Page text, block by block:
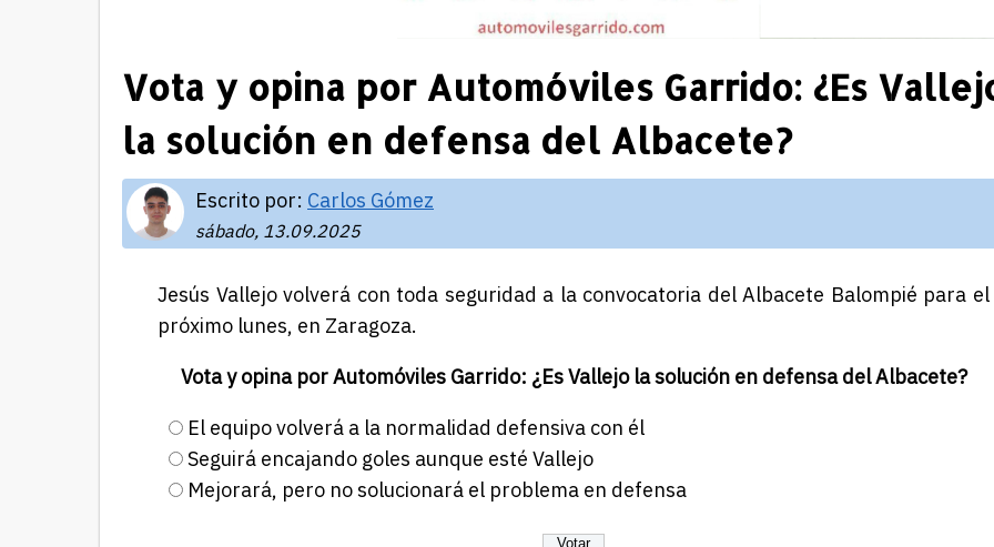
Vota y opina por Automóviles Garrido: ¿Es
la solución en defensa del Albacete?
Escrito por: Carlos Gómez
sábado, 13.09.2025
Jesús Vallejo volverá con toda seguridad a la convocatoria del Albacete Balompié para el
próximo lunes, en Zaragoza.
Vota y opina por Automóviles Garrido: ¿Es Vallejo la solución en defensa del Albacete?
El equipo volverá a la normalidad defensiva con él
Seguirá encajando goles aunque esté Vallejo
Mejorará, pero no solucionará el problema en defensa